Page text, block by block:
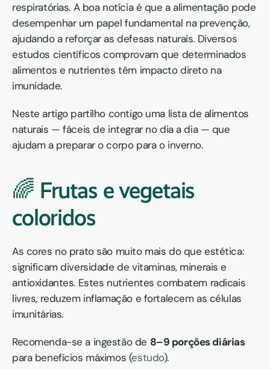
respiratórias. A boa notícia é que a alimentação pode
desempenhar um papel fundamental na prevenção,
ajudando a reforçar as defesas naturais. Diversos
estudos científicos comprovam que determinados
alimentos e nutrientes têm impacto direto na
imunidade.
Neste artigo partilho contigo uma lista de alimentos
naturais — fáceis de integrar no dia a dia — que
ajudam a preparar o corpo para o inverno.
🌈 Frutas e vegetais
coloridos
As cores no prato são muito mais do que estética:
significam diversidade de vitaminas, minerais e
antioxidantes. Estes nutrientes combatem radicais
livres, reduzem inflamação e fortalecem as células
imunitárias.
Recomenda-se a ingestão de 8–9 porções diárias
para benefícios máximos (estudo).